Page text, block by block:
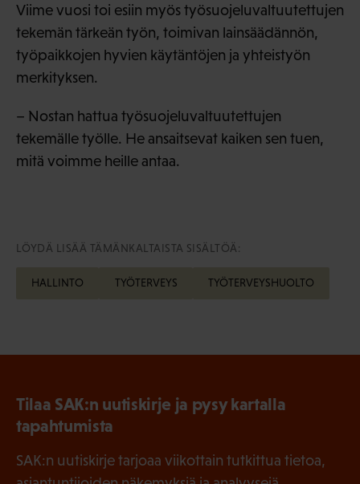
Viime vuosi toi esiin myös työsuojeluvaltuutettujen
tekemän tärkeän työn, toimivan lainsäädännön,
työpaikkojen hyvien käytäntöjen ja yhteistyön
merkityksen.
– Nostan hattua työsuojeluvaltuutettujen
tekemälle työlle. He ansaitsevat kaiken sen tuen,
mitä voimme heille antaa.
LÖYDÄ LISÄÄ TÄMÄNKALTAISTA SISÄLTÖÄ:
HALLINTO TYÖTERVEYS TYÖTERVEYSHUOLTO
Tilaa SAK:n uutiskirje ja pysy kartalla
tapahtumista
SAK:n uutiskirje tarjoaa viikottain tutkittua tietoa,